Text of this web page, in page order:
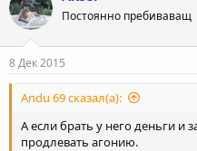
ц
и
и
:
Постоянно пребиваващ
8 Дек 2015
Andu 69 сказал(а):
А если брать у него деньги и
продлевать агонию.